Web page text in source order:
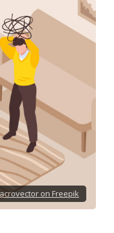
on Freepik